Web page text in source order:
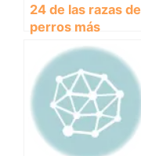
24 de las razas de
perros más
fuertes del mundo